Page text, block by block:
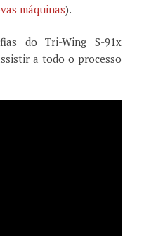
máquinas).
do Tri-Wing S-91x
a todo o processo